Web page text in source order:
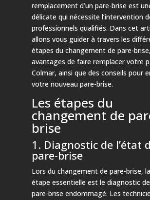
remplacement d’un pare-brise est
délicate qui nécessite l’intervention
professionnels qualifiés. Dans cet
allons vous guider à travers les
étapes du changement de pare-
avantages de faire remplacer votre
Colmar, ainsi que des conseils pour
votre nouveau pare-brise.
Les étapes du
changement de
brise
1. Diagnostic de l’état
pare-brise
Lors du changement de pare-brise,
étape essentielle est le diagnostic
pare-brise endommagé. Les